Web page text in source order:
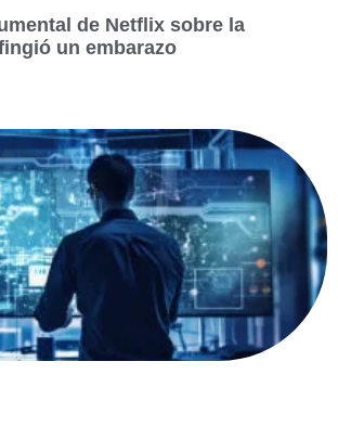
de Netflix sobre la
un embarazo